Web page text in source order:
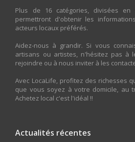
Plus de 16 catégories, divisées en
permettront d'obtenir les
acteurs locaux préférés.
Aidez-nous à grandir. Si vous
artisans ou artistes, n'hésitez pas à
rejoindre ou à nous inviter à les
Avec LocaLife, profitez des richesses
que vous soyez à votre domicile, au
Achetez local c'est l'idéal !!
Actualités récentes